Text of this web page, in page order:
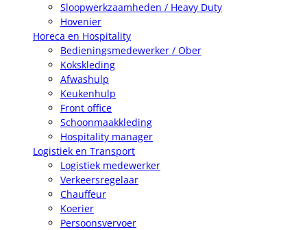
Sloopwerkzaamheden / Heavy Duty
Hovenier
Horeca en Hospitality
Bedieningsmedewerker / Ober
Kokskleding
Afwashulp
Keukenhulp
Front office
Schoonmaakkleding
Hospitality manager
Logistiek en Transport
Logistiek medewerker
Verkeersregelaar
Chauffeur
Koerier
Persoonsvervoer